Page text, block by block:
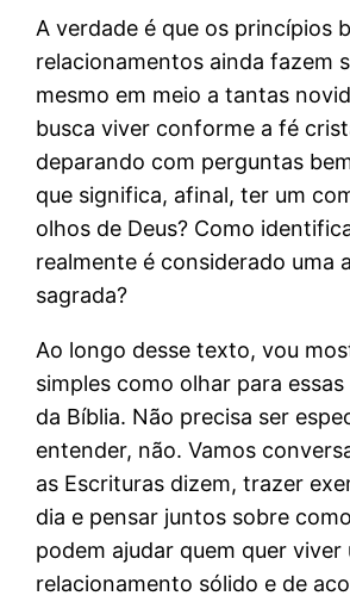
A verdade é que os princípios
relacionamentos ainda fazem
mesmo em meio a tantas
busca viver conforme a fé
deparando com perguntas
que significa, afinal, ter um
olhos de Deus? Como
realmente é considerado uma
sagrada?
Ao longo desse texto, vou
simples como olhar para
da Bíblia. Não precisa ser
entender, não. Vamos
as Escrituras dizem, trazer
dia e pensar juntos sobre
podem ajudar quem quer viver
relacionamento sólido e de